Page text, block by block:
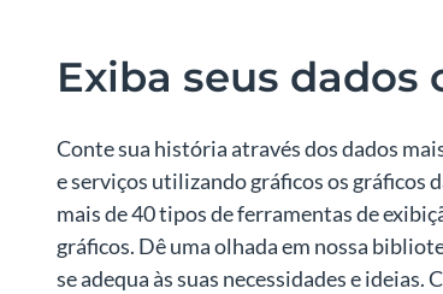
Exiba seus
Conte sua história através dos dados
e serviços utilizando gráficos os gráficos
mais de 40 tipos de ferramentas de
gráficos. Dê uma olhada em nossa
se adequa às suas necessidades e ideias.